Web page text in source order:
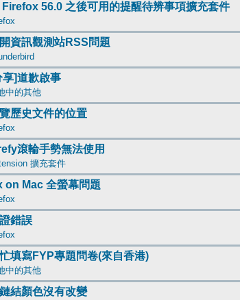
Firefox 56.0 之後可用的提醒待辨事項擴充套件
資訊觀測站RSS問題
享]道歉啟事
中的其他
歷史文件的位置
滾輪手勢無法使用
擴充套件
on Mac 全螢幕問題
錯誤
填寫FYP專題問卷(來自香港)
中的其他
結顏色沒有改變